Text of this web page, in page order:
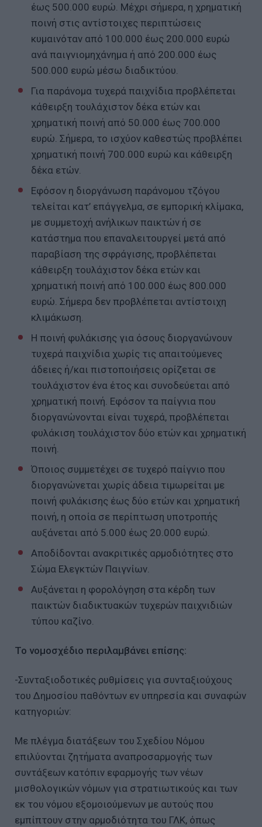
έως 500.000 ευρώ. Μέχρι σήμερα, η χρηματική
ποινή στις αντίστοιχες περιπτώσεις
κυμαινόταν από 100.000 έως 200.000 ευρώ
ανά παιγνιομηχάνημα ή από 200.000 έως
500.000 ευρώ μέσω διαδικτύου.
Για παράνομα τυχερά παιχνίδια προβλέπεται
κάθειρξη τουλάχιστον δέκα ετών και
χρηματική ποινή από 50.000 έως 700.000
ευρώ. Σήμερα, το ισχύον καθεστώς προβλέπει
χρηματική ποινή 700.000 ευρώ και κάθειρξη
δέκα ετών.
Εφόσον η διοργάνωση παράνομου τζόγου
τελείται κατ’ επάγγελμα, σε εμπορική κλίμακα,
με συμμετοχή ανήλικων παικτών ή σε
κατάστημα που επαναλειτουργεί μετά από
παραβίαση της σφράγισης, προβλέπεται
κάθειρξη τουλάχιστον δέκα ετών και
χρηματική ποινή από 100.000 έως 800.000
ευρώ. Σήμερα δεν προβλέπεται αντίστοιχη
κλιμάκωση.
Η ποινή φυλάκισης για όσους διοργανώνουν
τυχερά παιχνίδια χωρίς τις απαιτούμενες
άδειες ή/και πιστοποιήσεις ορίζεται σε
τουλάχιστον ένα έτος και συνοδεύεται από
χρηματική ποινή. Εφόσον τα παίγνια που
διοργανώνονται είναι τυχερά, προβλέπεται
φυλάκιση τουλάχιστον δύο ετών και χρηματική
ποινή.
Όποιος συμμετέχει σε τυχερό παίγνιο που
διοργανώνεται χωρίς άδεια τιμωρείται με
ποινή φυλάκισης έως δύο ετών και χρηματική
ποινή, η οποία σε περίπτωση υποτροπής
αυξάνεται από 5.000 έως 20.000 ευρώ.
Αποδίδονται ανακριτικές αρμοδιότητες στο
Σώμα Ελεγκτών Παιγνίων.
Αυξάνεται η φορολόγηση στα κέρδη των
παικτών διαδικτυακών τυχερών παιχνιδιών
τύπου καζίνο.
Το νομοσχέδιο περιλαμβάνει επίσης:
-Συνταξιοδοτικές ρυθμίσεις για συνταξιούχους
του Δημοσίου παθόντων εν υπηρεσία και συναφών
κατηγοριών:
Με πλέγμα διατάξεων του Σχεδίου Νόμου
επιλύονται ζητήματα αναπροσαρμογής των
συντάξεων κατόπιν εφαρμογής των νέων
μισθολογικών νόμων για στρατιωτικούς και των
εκ του νόμου εξομοιούμενων με αυτούς που
εμπίπτουν στην αρμοδιότητα του ΓΛΚ, όπως